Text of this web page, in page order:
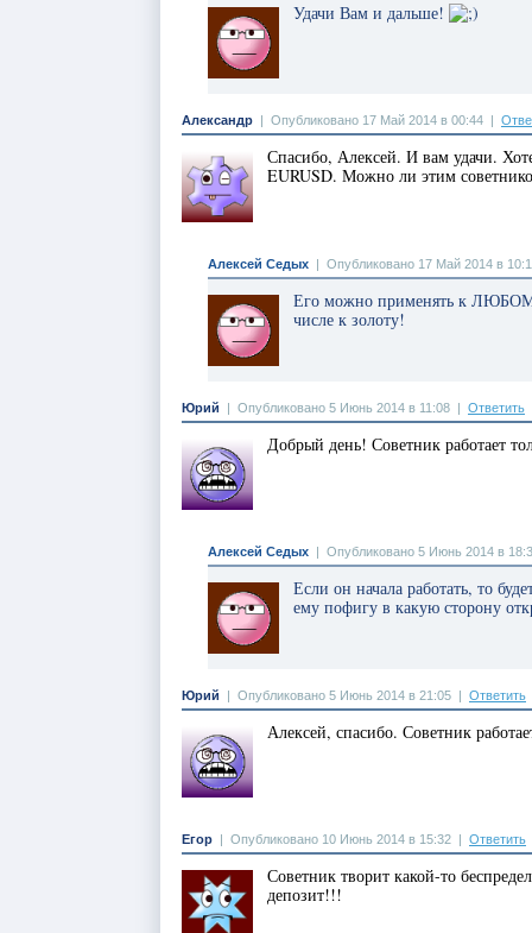
Удачи Вам и дальше!
Александр | Опубликовано 17 Май 2014 в 00:44 |
Спасибо, Алексей. И вам удачи.
EURUSD. Можно ли этим
Алексей Седых | Опубликовано 17 Май 2014 в
Его можно применять к ЛЮБОМУ
числе к золоту!
Юрий | Опубликовано 5 Июнь 2014 в 11:08 | Ответить
Добрый день! Советник работает
Алексей Седых | Опубликовано 5 Июнь 2014 в
Если он начала работать, то
ему пофигу в какую сторону
Юрий | Опубликовано 5 Июнь 2014 в 21:05 | Ответить
Алексей, спасибо. Советник
Егор | Опубликовано 10 Июнь 2014 в 15:32 | Ответить
Советник творит какой-то
депозит!!!